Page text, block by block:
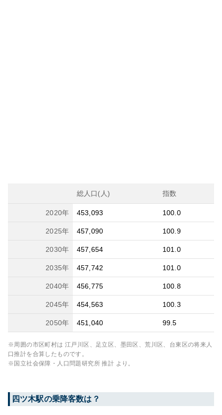
総人口(人) 指数
2020年 453,093 100.0
2025年 457,090 100.9
2030年 457,654 101.0
2035年 457,742 101.0
2040年 456,775 100.8
2045年 454,563 100.3
2050年 451,040 99.5
※周囲の市区町村は 江戸川区、足立区、墨田区、荒川区、台東区の将来人
口推計を合算したものです。
※国立社会保障・人口問題研究所 推計 より。
四ツ木駅の乗降客数は？